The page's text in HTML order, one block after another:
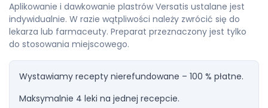
Aplikowanie i dawkowanie plastrów Versatis ustalane jest
indywidualnie. W razie wątpliwości należy zwrócić się do
lekarza lub farmaceuty. Preparat przeznaczony jest tylko
do stosowania miejscowego.
Wystawiamy recepty nierefundowane – 100 % płatne.
Maksymalnie 4 leki na jednej recepcie.